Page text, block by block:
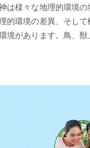
様々な地理的環境の
的環境の差異、そし
があります。鳥、
よい歩くことはないの
はありますか。たとえ
ありますか。そのよう
り、それが、神が象に